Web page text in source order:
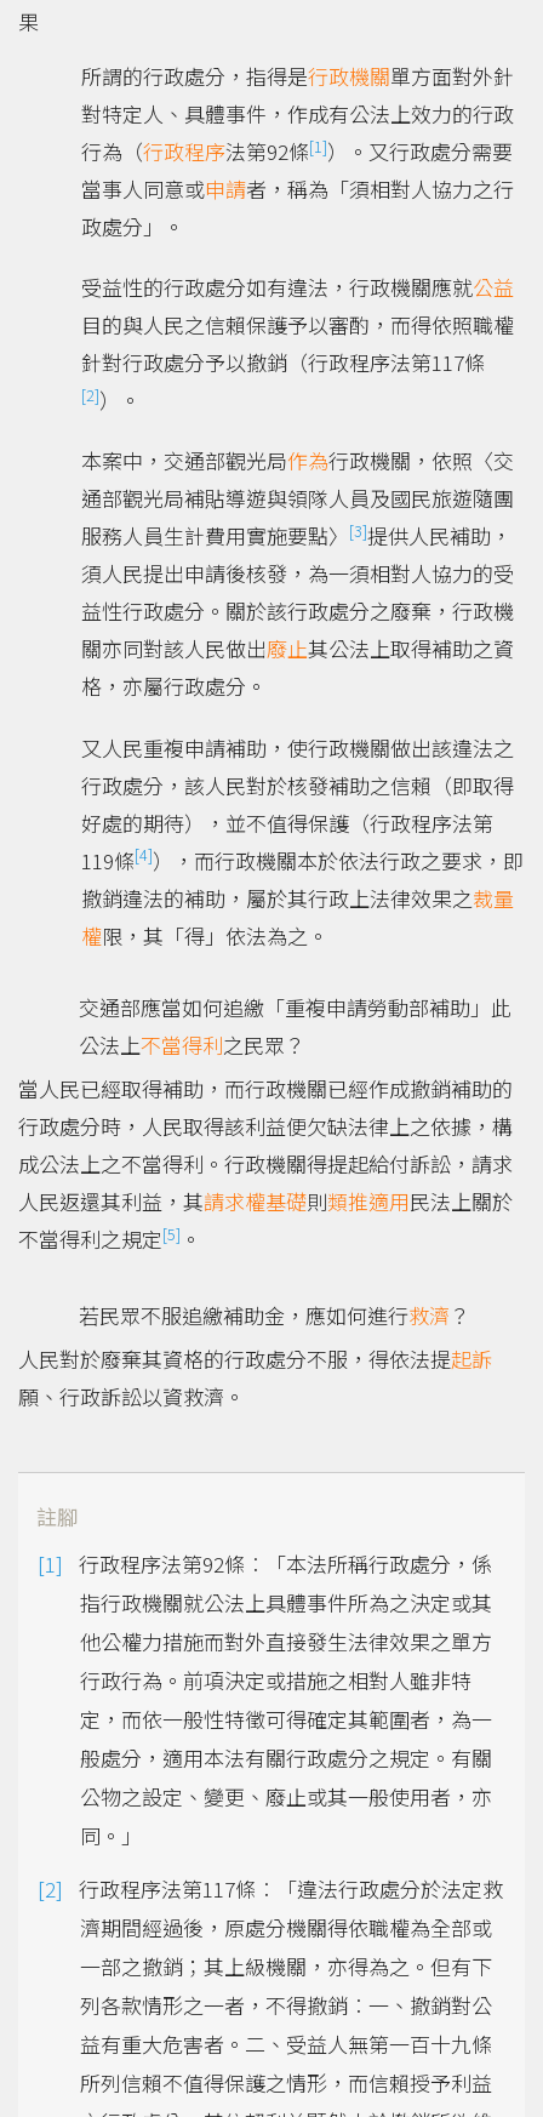
果
所謂的行政處分，指得是行政機關單方面對外針
對特定人、具體事件，作成有公法上效力的行政
行為（行政程序法第92條[1]）。又行政處分需要
當事人同意或申請者，稱為「須相對人協力之行
政處分」。
受益性的行政處分如有違法，行政機關應就公益
目的與人民之信賴保護予以審酌，而得依照職權
針對行政處分予以撤銷（行政程序法第117條
[2]）。
本案中，交通部觀光局作為行政機關，依照〈交
通部觀光局補貼導遊與領隊人員及國民旅遊隨團
服務人員生計費用實施要點〉 [3]提供人民補助，
須人民提出申請後核發，為一須相對人協力的受
益性行政處分。關於該行政處分之廢棄，行政機
關亦同對該人民做出廢止其公法上取得補助之資
格，亦屬行政處分。
又人民重複申請補助，使行政機關做出該違法之
行政處分，該人民對於核發補助之信賴（即取得
好處的期待），並不值得保護（行政程序法第
119條[4]），而行政機關本於依法行政之要求，即
撤銷違法的補助，屬於其行政上法律效果之裁量
權限，其「得」依法為之。
交通部應當如何追繳「重複申請勞動部補助」此
公法上不當得利之民眾？
當人民已經取得補助，而行政機關已經作成撤銷補助的
行政處分時，人民取得該利益便欠缺法律上之依據，構
成公法上之不當得利。行政機關得提起給付訴訟，請求
人民返還其利益，其請求權基礎則類推適用民法上關於
不當得利之規定[5] 。
若民眾不服追繳補助金，應如何進行救濟 ？
人民對於廢棄其資格的行政處分不服，得依法提起訴
願、行政訴訟以資救濟。
註腳
行政程序法第92條︰「本法所稱行政處分，係
指行政機關就公法上具體事件所為之決定或其
他公權力措施而對外直接發生法律效果之單方
行政行為。前項決定或措施之相對人雖非特
定，而依一般性特徵可得確定其範圍者，為一
般處分，適用本法有關行政處分之規定。有關
公物之設定、變更、廢止或其一般使用者，亦
同。」
行政程序法第117條︰「違法行政處分於法定救
濟期間經過後，原處分機關得依職權為全部或
一部之撤銷；其上級機關，亦得為之。但有下
列各款情形之一者，不得撤銷︰一、撤銷對公
益有重大危害者。二、受益人無第一百十九條
所列信賴不值得保護之情形，而信賴授予利益